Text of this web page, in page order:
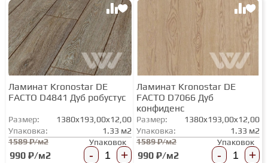
ТЕПЛЫЙ ПОЛ
ТЕРМОПАРКЕТ
ЭКОМАССИВ
МАССИВНАЯ ДОСКА
Ламинат Kronostar DE
FACTO D4841 Дуб робустус
Размер:
1380x193,00x12,00
Упаковка:
1.33 м2
1589 ₽/м2
990 ₽/м2
Упаковок
- +
Ламинат Kronostar DE
FACTO D7066 Дуб
конфиденс
Размер:
1380x193,00x12,00
Упаковка:
1.33 м2
1589 ₽/м2
990 ₽/м2
Упаковок
- +